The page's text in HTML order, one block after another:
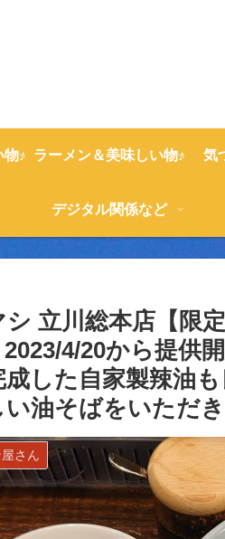
物♪ ラーメン＆美味しい物♪ 気
デジタル関係など
立川総本店【限
4/20から提供
成した自家製辣油
い油そばをいただ
さん